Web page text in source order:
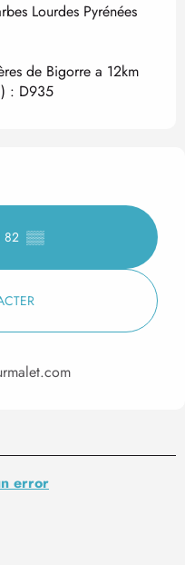
Lourdes Pyrénées
de Bigorre a 12km
: D935
82 ▒▒
error